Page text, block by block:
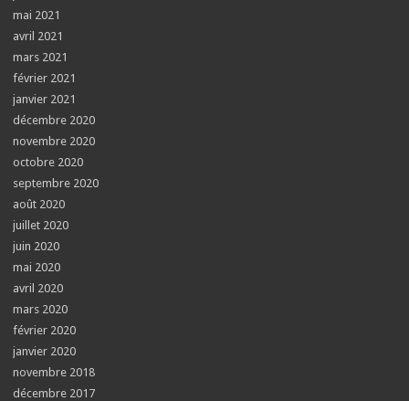
mai 2021
avril 2021
mars 2021
février 2021
janvier 2021
décembre 2020
novembre 2020
octobre 2020
septembre 2020
août 2020
juillet 2020
juin 2020
mai 2020
avril 2020
mars 2020
février 2020
janvier 2020
novembre 2018
décembre 2017